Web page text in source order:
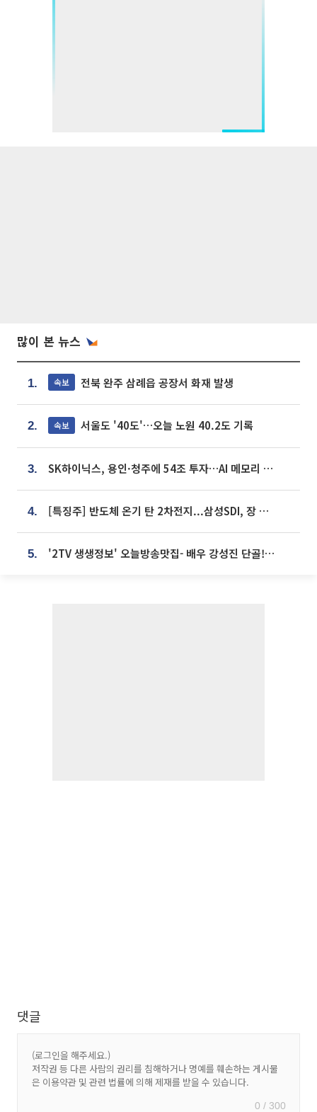
많이 본 뉴스
1. 속보 전북 완주 삼례읍 공장서 화재 발생
2. 속보 서울도 '40도'…오늘 노원 40.2도 기록
3. SK하이닉스, 용인·청주에 54조 투자…AI 메모리 생산기지 키운다
4. [특징주] 반도체 온기 탄 2차전지...삼성SDI, 장 초반 7% 넘게 껑충
5. '2TV 생생정보' 오늘방송맛집- 배우 강성진 단골! 쌀국수ㆍ푸팟퐁 커리 맛집 '블○○○'
댓글
0 / 300